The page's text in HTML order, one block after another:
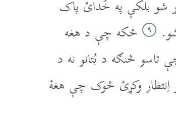
شو بلکې په خُدائ پاک
۹ ځکه چې د هغه
تاسو څنګه د بُتانو نه د
اِنتظار وکړئ څوک چې هغۀ